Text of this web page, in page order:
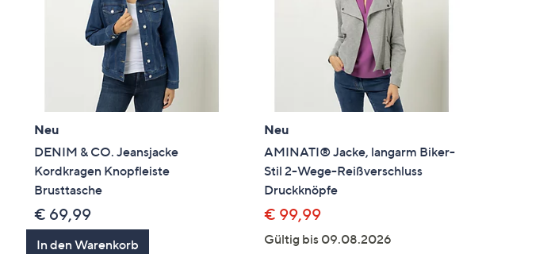
Neu
DENIM & CO. Jeansjacke
Kordkragen Knopfleiste
Brusttasche
€ 69,99
In den Warenkorb
Neu
AMINATI® Jacke, langarm Biker-
Stil 2-Wege-Reißverschluss
Druckknöpfe
€ 99,99
Gültig bis 09.08.2026